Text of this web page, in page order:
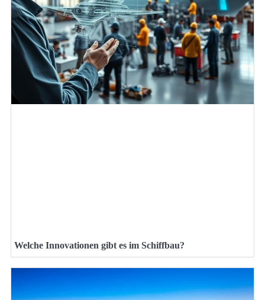
Welche Innovationen gibt es im Schiffbau?